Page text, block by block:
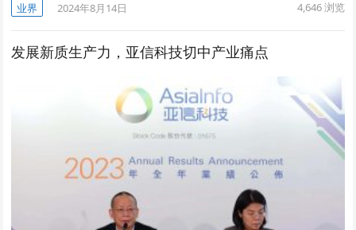
业界 2024年8月14日 4,646浏览
发展新质生产力，亚信科技切中产业痛点